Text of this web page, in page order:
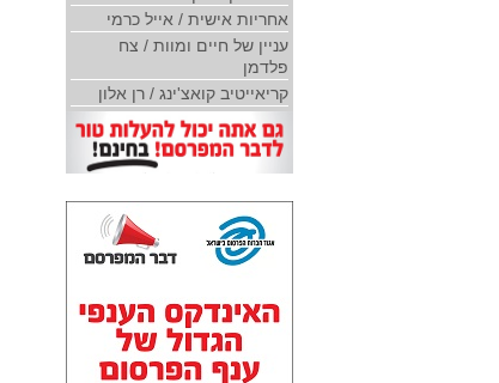
אחריות אישית / אייל כרמי
עניין של חיים ומוות / צח
פלדמן
קריאייטיב קואצ'ינג / רן אלון